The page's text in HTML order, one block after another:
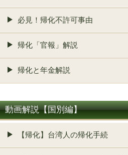
必見！帰化不許可事由
帰化「官報」解説
帰化と年金解説
動画解説【国別編】
【帰化】台湾人の帰化手続